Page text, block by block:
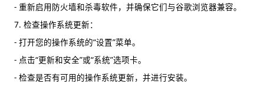
- 重新启用防火墙和杀毒软件，并确保它们与谷歌浏览器兼容。
7. 检查操作系统更新：
- 打开您的操作系统的“设置”菜单。
- 点击“更新和安全”或“系统”选项卡。
- 检查是否有可用的操作系统更新，并进行安装。